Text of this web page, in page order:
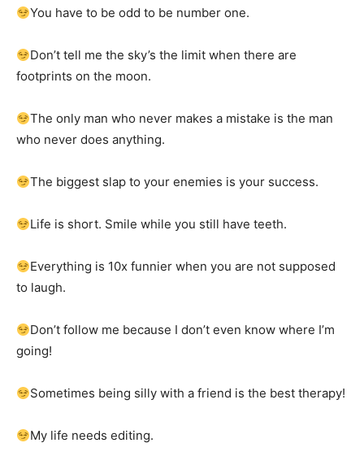
You have to be odd to be number one.
Don’t tell me the sky’s the limit when there are
footprints on the moon.
The only man who never makes a mistake is the man
who never does anything.
The biggest slap to your enemies is your success.
Life is short. Smile while you still have teeth.
Everything is 10x funnier when you are not supposed
to laugh.
Don’t follow me because I don’t even know where I’m
going!
Sometimes being silly with a friend is the best therapy!
My life needs editing.